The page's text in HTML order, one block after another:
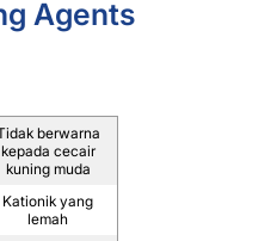
Agents
berwarna
kepada cecair
kuning muda
Kationik yang
lemah